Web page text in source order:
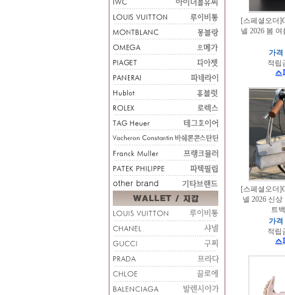
[스페셜오더
넬 2026 봄
가격
적립
[스페셜오더
넬 2026 신
트
가격
적립